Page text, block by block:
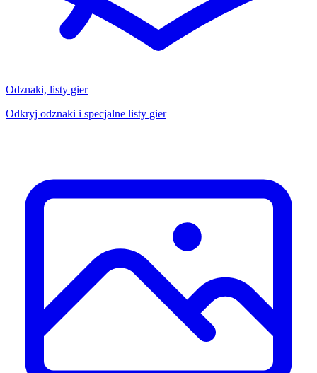
Odznaki, listy gier
Odkryj odznaki i specjalne listy gier